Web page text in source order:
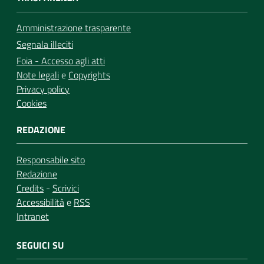
Amministrazione trasparente
Segnala illeciti
Foia - Accesso agli atti
Note legalie Copyrights
Privacy policy
Cookies
REDAZIONE
Responsabile sito
Redazione
Credits - Scrivici
Accessibilitàe RSS
Intranet
SEGUICI SU